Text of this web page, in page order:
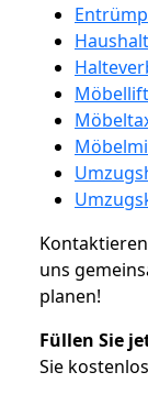
uns
planen!
Füllen Sie
Sie